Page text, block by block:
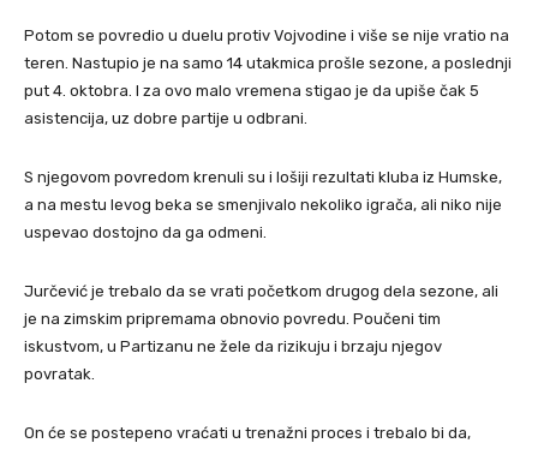
Potom se povredio u duelu protiv Vojvodine i više se nije vratio na
teren. Nastupio je na samo 14 utakmica prošle sezone, a poslednji
put 4. oktobra. I za ovo malo vremena stigao je da upiše čak 5
asistencija, uz dobre partije u odbrani.
S njegovom povredom krenuli su i lošiji rezultati kluba iz Humske,
a na mestu levog beka se smenjivalo nekoliko igrača, ali niko nije
uspevao dostojno da ga odmeni.
Jurčević je trebalo da se vrati početkom drugog dela sezone, ali
je na zimskim pripremama obnovio povredu. Poučeni tim
iskustvom, u Partizanu ne žele da rizikuju i brzaju njegov
povratak.
On će se postepeno vraćati u trenažni proces i trebalo bi da,